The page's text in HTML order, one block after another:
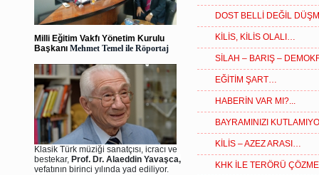
Milli Eğitim Vakfı Yönetim Kurulu
Başkanı Mehmet Temel ile Röportaj
Klasik Türk müziği sanatçısı, icracı ve
bestekar, Prof. Dr. Alaeddin Yavaşca,
vefatının birinci yılında yad ediliyor.
DOST BELLİ DEĞİL
KİLİS, KİLİS OLALI…
SİLAH – BARIŞ –
EĞİTİM ŞART…
HABERİN VAR MI?...
BAYRAMINIZI
KİLİS – AZEZ ARASI…
KHK İLE TERÖRÜ